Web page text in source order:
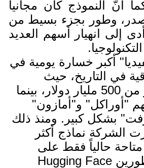
أنّ النموذج كان مجانياً
وطور بجزء بسيط من
إلى انهيار أسهم العديد
أكبر خسارة يومية في
في التاريخ، حيث
خسرت أكثر من 500 مليار دولار، بينما
"أوراكل" و"أمازون"
بشكل كبير. ومنذ ذلك
الشركة نماذج أكثر
متاحة حالياً فقط على
منصتي المطورين Hugging Face